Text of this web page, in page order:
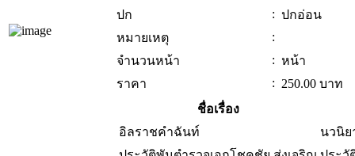
ปก
: ปกอ่อน
หมายเหตุ
:
จำนวนหน้า
: หน้า
ราคา
: 250.00 บาท
ชื่อเรื่อง
อิลราชคำฉันท์
นวนิย